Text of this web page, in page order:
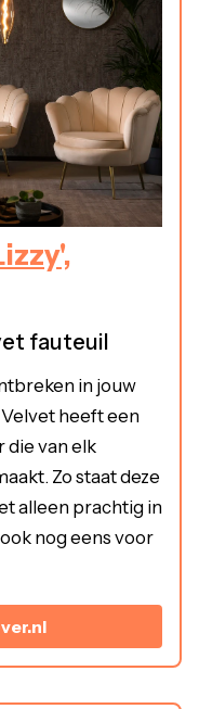
fauteuil
in jouw
heeft een
die van elk
Zo staat deze
alleen prachtig in
nog eens voor